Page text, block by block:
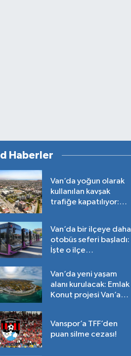
Haberler
Van’da yoğun olarak
kullanılan kavşak
trafiğe kapatılıyor:
Van’da bir ilçeye daha
otobüs seferi başladı:
İşte o ilçe…
Van’da yeni yaşam
alanı kurulacak: Emlak
Konut projesi Van’a
Vanspor’a TFF’den
puan silme cezası!